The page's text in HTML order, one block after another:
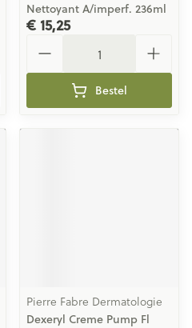
Nettoyant A/imperf. 236ml
€ 15,25
Bestel
Pierre Fabre Dermatologie
Dexeryl Creme Pump Fl